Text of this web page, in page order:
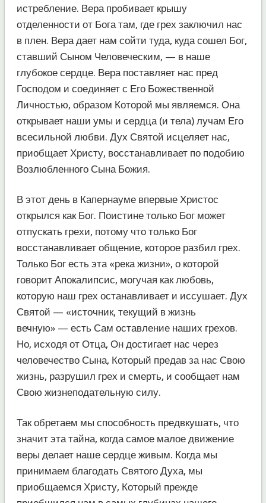
истребление. Вера пробивает крышу
отделенности от Бога там, где грех заключил нас
в плен. Вера дает нам сойти туда, куда сошел Бог,
ставший Сыном Человеческим, — в наше
глубокое сердце. Вера поставляет нас пред
Господом и соединяет с Его Божественной
Личностью, образом Которой мы являемся. Она
открывает наши умы и сердца (и тела) лучам Его
всесильной любви. Дух Святой исцеляет нас,
приобщает Христу, восстанавливает по подобию
Возлюбленного Сына Божия.
В этот день в Капернауме впервые Христос
открылся как Бог. Поистине только Бог может
отпускать грехи, потому что только Бог
восстанавливает общение, которое разбил грех.
Только Бог есть эта «река жизни», о которой
говорит Апокалипсис, могучая как любовь,
которую наш грех останавливает и иссушает. Дух
Святой — «источник, текущий в жизнь
вечную» — есть Сам оставление наших грехов.
Но, исходя от Отца, Он достигает нас через
человечество Сына, Который предав за нас Свою
жизнь, разрушил грех и смерть, и сообщает нам
Свою жизнеподательную силу.
Так обретаем мы способность предвкушать, что
значит эта тайна, когда самое малое движение
веры делает наше сердце живым. Когда мы
принимаем благодать Святого Духа, мы
приобщаемся Христу, Который прежде